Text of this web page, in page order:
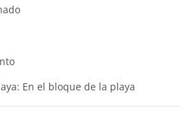
En el bloque de la playa